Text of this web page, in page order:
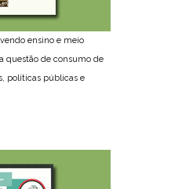
ensino e meio
questão de consumo de
políticas públicas e